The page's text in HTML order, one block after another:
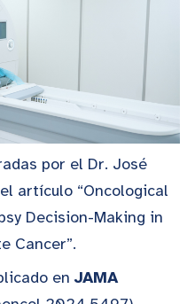
por el Dr. José
artículo “Oncological
Decision-Making in
Cancer”.
enJAMA